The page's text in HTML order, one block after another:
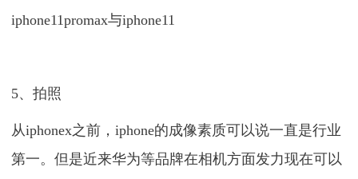
iphone11promax与iphone11
5、拍照
从iphonex之前，iphone的成像素质可以说一直是行业
第一。但是近来华为等品牌在相机方面发力现在可以